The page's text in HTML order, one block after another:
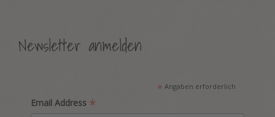
Newsletter anmelden
* Angaben erforderlich
Email Address *